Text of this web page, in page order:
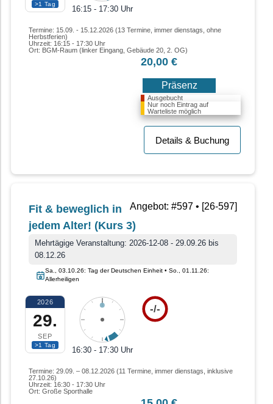
>1 Tag
16:15 - 17:30 Uhr
Termine: 15.09. - 15.12.2026 (13 Termine, immer dienstags, ohne
Herbstferien)
Uhrzeit: 16:15 - 17:30 Uhr
Ort: BGM-Raum (linker Eingang, Gebäude 20, 2. OG)
20,00 €
Präsenz
Ausgebucht
Nur noch Eintrag auf
Warteliste möglich
Details & Buchung
Angebot: #597 • [26-597]
Fit & beweglich in
jedem Alter! (Kurs 3)
Mehrtägige Veranstaltung: 2026-12-08 - 29.09.26 bis
08.12.26
Sa., 03.10.26: Tag der Deutschen Einheit • So., 01.11.26:
Allerheiligen
2026
29.
SEP
>1 Tag
16:30 - 17:30 Uhr
-/-
Termine: 29.09. – 08.12.2026 (11 Termine, immer dienstags, inklusive
27.10.26)
Uhrzeit: 16:30 - 17:30 Uhr
Ort: Große Sporthalle